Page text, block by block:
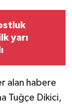
yarı
alan habere
Tuğçe Dikici,